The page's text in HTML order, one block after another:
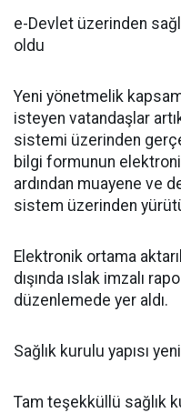
e-Devlet üzerinden
oldu
Yeni yönetmelik
isteyen vatandaşlar
sistemi üzerinden
bilgi formunun
ardından muayene ve
sistem üzerinden
Elektronik ortama
dışında ıslak imzalı
düzenlemede yer aldı.
Sağlık kurulu yapısı
Tam teşekküllü sağlık